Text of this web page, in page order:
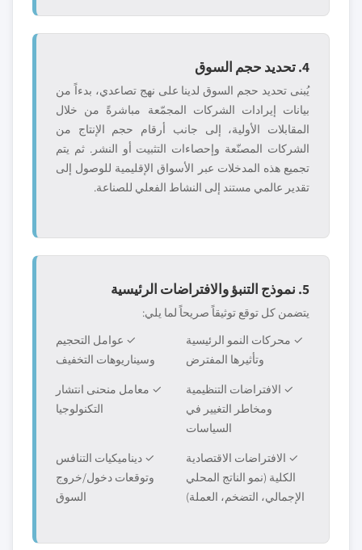
4. تحديد حجم السوق
يُبنى تحديد حجم السوق لدينا على نهج تصاعدي، بدءاً من
بيانات إيرادات الشركات المجمّعة مباشرةً من خلال
المقابلات الأولية، إلى جانب أرقام حجم الإنتاج من
الشركات المصنّعة وإحصاءات التثبيت أو النشر. ثم يتم
تجميع هذه المدخلات عبر الأسواق الإقليمية للوصول إلى
تقدير عالمي مستند إلى النشاط الفعلي للصناعة.
5. نموذج التنبؤ والافتراضات الرئيسية
يتضمن كل توقع توثيقاً صريحاً لما يلي:
✓ محركات النمو الرئيسية
وتأثيرها المفترض
✓ عوامل التحجيم
وسيناريوهات التخفيف
✓ الافتراضات التنظيمية
ومخاطر التغيير في
السياسات
✓ معامل منحنى انتشار
التكنولوجيا
✓ الافتراضات الاقتصادية
الكلية (نمو الناتج المحلي
الإجمالي، التضخم، العملة)
✓ ديناميكيات التنافس
وتوقعات دخول/خروج
السوق